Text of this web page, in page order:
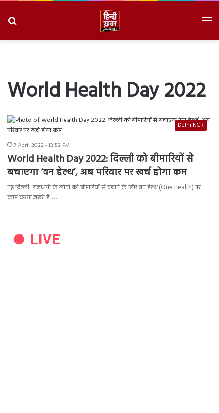
World Health Day 2022
Delhi NCR
7 April 2022 - 12:53 PM
World Health Day 2022: दिल्ली को बीमारियों से
बचाएगा ‘वन हेल्थ’, अब परिवार पर खर्च होगा कम
नई दिल्लीः राजधानी के लोगों को बीमारियों से बचाने के लिए वन हेल्थ (One Health) पर
काम करना जरूरी है।…